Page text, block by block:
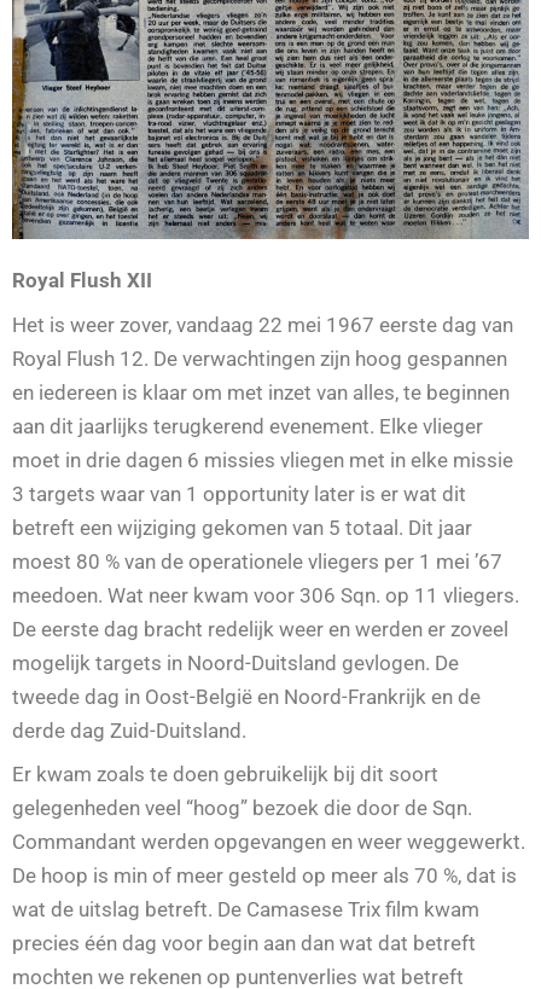
Royal Flush XII
Het is weer zover, vandaag 22 mei 1967 eerste dag van
Royal Flush 12. De verwachtingen zijn hoog gespannen
en iedereen is klaar om met inzet van alles, te beginnen
aan dit jaarlijks terugkerend evenement. Elke vlieger
moet in drie dagen 6 missies vliegen met in elke missie
3 targets waar van 1 opportunity later is er wat dit
betreft een wijziging gekomen van 5 totaal. Dit jaar
moest 80 % van de operationele vliegers per 1 mei ’67
meedoen. Wat neer kwam voor 306 Sqn. op 11 vliegers.
De eerste dag bracht redelijk weer en werden er zoveel
mogelijk targets in Noord-Duitsland gevlogen. De
tweede dag in Oost-België en Noord-Frankrijk en de
derde dag Zuid-Duitsland.
Er kwam zoals te doen gebruikelijk bij dit soort
gelegenheden veel “hoog” bezoek die door de Sqn.
Commandant werden opgevangen en weer weggewerkt.
De hoop is min of meer gesteld op meer als 70 %, dat is
wat de uitslag betreft. De Camasese Trix film kwam
precies één dag voor begin aan dan wat dat betreft
mochten we rekenen op puntenverlies wat betreft